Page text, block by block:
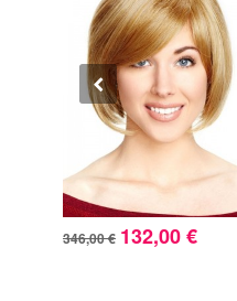
346,00 € 132,00 €